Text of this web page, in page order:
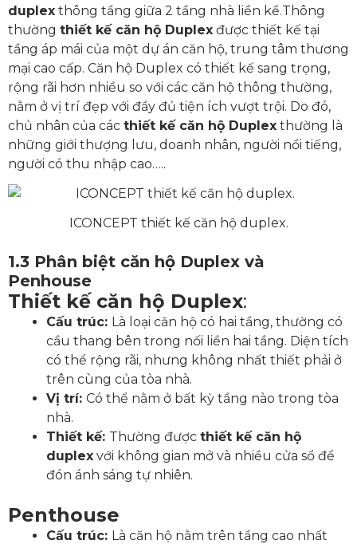
duplex thông tầng giữa 2 tầng nhà liền kề.Thông
thường thiết kế căn hộ Duplex được thiết kế tại
tầng áp mái của một dự án căn hộ, trung tâm thương
mại cao cấp. Căn hộ Duplex có thiết kế sang trọng,
rộng rãi hơn nhiều so với các căn hộ thông thường,
nằm ở vị trí đẹp với đầy đủ tiện ích vượt trội. Do đó,
chủ nhân của các thiết kế căn hộ Duplex thường là
những giới thượng lưu, doanh nhân, người nổi tiếng,
người có thu nhập cao…..
ICONCEPT thiết kế căn hộ duplex.
1.3 Phân biệt căn hộ Duplex và
Penhouse
Thiết kế căn hộ Duplex:
Cấu trúc: Là loại căn hộ có hai tầng, thường có
cầu thang bên trong nối liền hai tầng. Diện tích
có thể rộng rãi, nhưng không nhất thiết phải ở
trên cùng của tòa nhà.
Vị trí: Có thể nằm ở bất kỳ tầng nào trong tòa
nhà.
Thiết kế: Thường được thiết kế căn hộ
duplex với không gian mở và nhiều cửa sổ để
đón ánh sáng tự nhiên.
Penthouse
Cấu trúc: Là căn hộ nằm trên tầng cao nhất